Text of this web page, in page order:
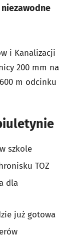
niezawodne
i Kanalizacji
200 mm na
m odcinku
szkole
TOZ
dla
już gotowa